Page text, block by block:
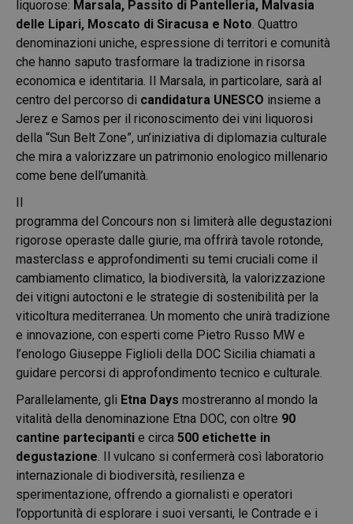
liquorose: Marsala, Passito di Pantelleria, Malvasia
delle Lipari, Moscato di Siracusa e Noto. Quattro
denominazioni uniche, espressione di territori e comunità
che hanno saputo trasformare la tradizione in risorsa
economica e identitaria. Il Marsala, in particolare, sarà al
centro del percorso di candidatura UNESCO insieme a
Jerez e Samos per il riconoscimento dei vini liquorosi
della “Sun Belt Zone”, un’iniziativa di diplomazia culturale
che mira a valorizzare un patrimonio enologico millenario
come bene dell’umanità.
Il
programma del Concours non si limiterà alle degustazioni
rigorose operaste dalle giurie, ma offrirà tavole rotonde,
masterclass e approfondimenti su temi cruciali come il
cambiamento climatico, la biodiversità, la valorizzazione
dei vitigni autoctoni e le strategie di sostenibilità per la
viticoltura mediterranea. Un momento che unirà tradizione
e innovazione, con esperti come Pietro Russo MW e
l’enologo Giuseppe Figlioli della DOC Sicilia chiamati a
guidare percorsi di approfondimento tecnico e culturale.
Parallelamente, gli Etna Days mostreranno al mondo la
vitalità della denominazione Etna DOC, con oltre 90
cantine partecipanti e circa 500 etichette in
degustazione. Il vulcano si confermerà così laboratorio
internazionale di biodiversità, resilienza e
sperimentazione, offrendo a giornalisti e operatori
l’opportunità di esplorare i suoi versanti, le Contrade e i